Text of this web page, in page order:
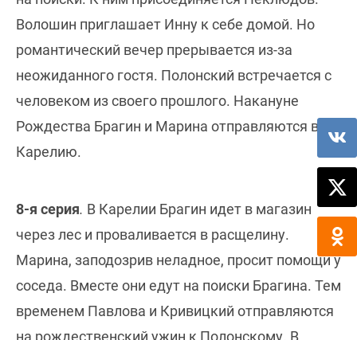
Волошин приглашает Инну к себе домой. Но
романтический вечер прерывается из-за
неожиданного гостя. Полонский встречается с
человеком из своего прошлого. Накануне
Рождества Брагин и Марина отправляются в
Карелию.
8-я серия. В Карелии Брагин идет в магазин
через лес и проваливается в расщелину.
Марина, заподозрив неладное, просит помощи у
соседа. Вместе они едут на поиски Брагина. Тем
временем Павлова и Кривицкий отправляются
на рождественский ужин к Полонскому. В